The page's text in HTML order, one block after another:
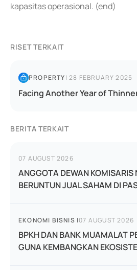
kapasitas operasional. (end)
RISET TERKAIT
PROPERTY|28 FEBRUARY 2025
Facing Another Year of
BERITA TERKAIT
07 AUGUST 2026
ANGGOTA DEWAN KOMISARIS
BERUNTUN JUAL SAHAM DI
EKONOMI BISNIS |07 AUGUST 2026
BPKH DAN BANK MUAMALAT
GUNA KEMBANGKAN